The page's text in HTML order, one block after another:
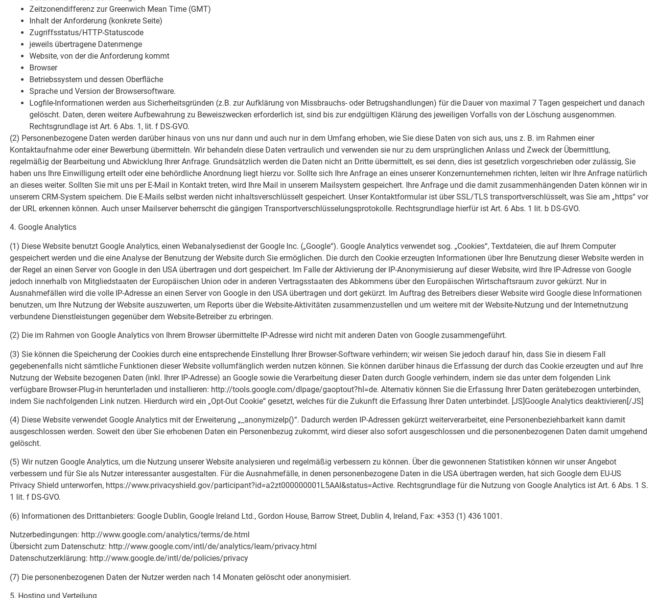
Zeitzonendifferenz zur Greenwich Mean Time (GMT)
Inhalt der Anforderung (konkrete Seite)
Zugriffsstatus/HTTP-Statuscode
jeweils übertragene Datenmenge
Website, von der die Anforderung kommt
Browser
Betriebssystem und dessen Oberfläche
Sprache und Version der Browsersoftware.
Logfile-Informationen werden aus Sicherheitsgründen (z.B. zur Aufklärung von Missbrauchs- oder Betrugshandlungen) für die Dauer von maximal 7 Tagen gespeichert und danach
gelöscht. Daten, deren weitere Aufbewahrung zu Beweiszwecken erforderlich ist, sind bis zur endgültigen Klärung des jeweiligen Vorfalls von der Löschung ausgenommen.
Rechtsgrundlage ist Art. 6 Abs. 1, lit. f DS-GVO.
(2) Personenbezogene Daten werden darüber hinaus von uns nur dann und auch nur in dem Umfang erhoben, wie Sie diese Daten von sich aus, uns z. B. im Rahmen einer
Kontaktaufnahme oder einer Bewerbung übermitteln. Wir behandeln diese Daten vertraulich und verwenden sie nur zu dem ursprünglichen Anlass und Zweck der Übermittlung,
regelmäßig der Bearbeitung und Abwicklung Ihrer Anfrage. Grundsätzlich werden die Daten nicht an Dritte übermittelt, es sei denn, dies ist gesetzlich vorgeschrieben oder zulässig, Sie
haben uns Ihre Einwilligung erteilt oder eine behördliche Anordnung liegt hierzu vor. Sollte sich Ihre Anfrage an eines unserer Konzernunternehmen richten, leiten wir Ihre Anfrage natürlich
an dieses weiter. Sollten Sie mit uns per E-Mail in Kontakt treten, wird Ihre Mail in unserem Mailsystem gespeichert. Ihre Anfrage und die damit zusammenhängenden Daten können wir in
unserem CRM-System speichern. Die E-Mails selbst werden nicht inhaltsverschlüsselt gespeichert. Unser Kontaktformular ist über SSL/TLS transportverschlüsselt, was Sie am „https“ vor
der URL erkennen können. Auch unser Mailserver beherrscht die gängigen Transportverschlüsselungsprotokolle. Rechtsgrundlage hierfür ist Art. 6 Abs. 1 lit. b DS-GVO.
4. Google Analytics
(1) Diese Website benutzt Google Analytics, einen Webanalysedienst der Google Inc. („Google“). Google Analytics verwendet sog. „Cookies“, Textdateien, die auf Ihrem Computer
gespeichert werden und die eine Analyse der Benutzung der Website durch Sie ermöglichen. Die durch den Cookie erzeugten Informationen über Ihre Benutzung dieser Website werden in
der Regel an einen Server von Google in den USA übertragen und dort gespeichert. Im Falle der Aktivierung der IP-Anonymisierung auf dieser Website, wird Ihre IP-Adresse von Google
jedoch innerhalb von Mitgliedstaaten der Europäischen Union oder in anderen Vertragsstaaten des Abkommens über den Europäischen Wirtschaftsraum zuvor gekürzt. Nur in
Ausnahmefällen wird die volle IP-Adresse an einen Server von Google in den USA übertragen und dort gekürzt. Im Auftrag des Betreibers dieser Website wird Google diese Informationen
benutzen, um Ihre Nutzung der Website auszuwerten, um Reports über die Website-Aktivitäten zusammenzustellen und um weitere mit der Website-Nutzung und der Internetnutzung
verbundene Dienstleistungen gegenüber dem Website-Betreiber zu erbringen.
(2) Die im Rahmen von Google Analytics von Ihrem Browser übermittelte IP-Adresse wird nicht mit anderen Daten von Google zusammengeführt.
(3) Sie können die Speicherung der Cookies durch eine entsprechende Einstellung Ihrer Browser-Software verhindern; wir weisen Sie jedoch darauf hin, dass Sie in diesem Fall
gegebenenfalls nicht sämtliche Funktionen dieser Website vollumfänglich werden nutzen können. Sie können darüber hinaus die Erfassung der durch das Cookie erzeugten und auf Ihre
Nutzung der Website bezogenen Daten (inkl. Ihrer IP-Adresse) an Google sowie die Verarbeitung dieser Daten durch Google verhindern, indem sie das unter dem folgenden Link
verfügbare Browser-Plug-in herunterladen und installieren: http://tools.google.com/dlpage/gaoptout?hl=de. Alternativ können Sie die Erfassung Ihrer Daten gerätebezogen unterbinden,
indem Sie nachfolgenden Link nutzen. Hierdurch wird ein „Opt-Out Cookie“ gesetzt, welches für die Zukunft die Erfassung Ihrer Daten unterbindet. [JS]Google Analytics deaktivieren[/JS]
(4) Diese Website verwendet Google Analytics mit der Erweiterung „_anonymizeIp()“. Dadurch werden IP-Adressen gekürzt weiterverarbeitet, eine Personenbeziehbarkeit kann damit
ausgeschlossen werden. Soweit den über Sie erhobenen Daten ein Personenbezug zukommt, wird dieser also sofort ausgeschlossen und die personenbezogenen Daten damit umgehend
gelöscht.
(5) Wir nutzen Google Analytics, um die Nutzung unserer Website analysieren und regelmäßig verbessern zu können. Über die gewonnenen Statistiken können wir unser Angebot
verbessern und für Sie als Nutzer interessanter ausgestalten. Für die Ausnahmefälle, in denen personenbezogene Daten in die USA übertragen werden, hat sich Google dem EU-US
Privacy Shield unterworfen, https://www.privacyshield.gov/participant?id=a2zt000000001L5AAI&status=Active. Rechtsgrundlage für die Nutzung von Google Analytics ist Art. 6 Abs. 1 S.
1 lit. f DS-GVO.
(6) Informationen des Drittanbieters: Google Dublin, Google Ireland Ltd., Gordon House, Barrow Street, Dublin 4, Ireland, Fax: +353 (1) 436 1001.
Nutzerbedingungen: http://www.google.com/analytics/terms/de.html
Übersicht zum Datenschutz: http://www.google.com/intl/de/analytics/ ­learn/privacy.html
Datenschutzerklärung: http://www.google.de/intl/de/policies/privacy
(7) Die personenbezogenen Daten der Nutzer werden nach 14 Monaten gelöscht oder anonymisiert.
5. Hosting und Verteilung